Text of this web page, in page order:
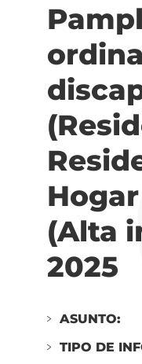
con
de
alta
Las
2025
(Alta
2025
ASUNTO:
TIPO DE